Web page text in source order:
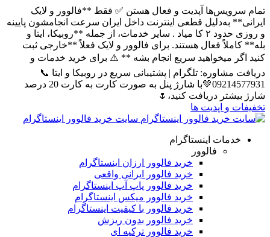
تمام سرویس‌ها آپدیت و فعال هستن ✅ فقط **فالوور و لایک
ایرانی** به‌دلیل قطعی اینترنت داخل ایران سرعت انجامشون پایینه
و روزی حدود ۲ کا میاد . سایر خدمات، از جمله **روبیکا، ایتا و
بله** کاملاً فعال هستند. برای فالوور و لایک فعلاً **خارجی ثبت
کنید اگر میخواهید سریع انجام بشه ** ⚠️ برای خرید خدمات و
دریافت مشاوره: تلگرام | پشتیبانی سریع در روبیکا و ایتا 📞
09214577931💚با شارژ پنل به صورت کارت به کارت 20 درصد
شارژ بیشتر دریافت کنید،🌷
تخفیفات و اپدیت ها
سایت خرید فالوور اینستاگرام
خدمات اینستاگرام
فالوور
خرید فالوور ارزان اینستاگرام
خرید فالوور ایرانی واقعی
خرید فالوور پاپ آپ اینستاگرام
خرید فالوور میکس اینستاگرام
خرید فالوور با کیفیت اینستاگرام
خرید فالوور بدون ریزش
خرید فالوور ترکیه ای